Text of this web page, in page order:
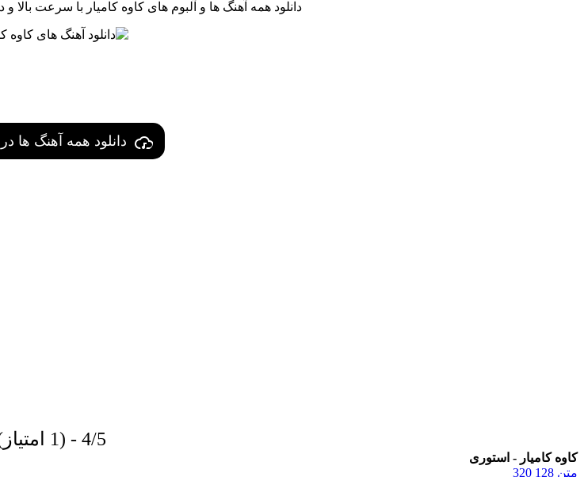
دانلود همه آهنگ ها و آلبوم های کاوه کامیار با سرعت
دانلود همه آهنگ ها
4/5 - (1 امتیاز)
کاوه کامیار - استوری
متن 128
320